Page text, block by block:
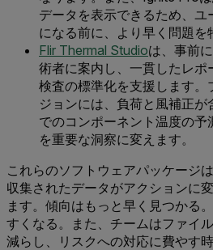
データを表示できるため、
になる前に、より早く問題を
Flir Thermal Studioは、事前
術者に案内し、一貫したレポ
検査の標準化を支援します。
ジョンには、負荷と風補正
でのコンポーネント温度の予
を重要な洞察に変えます。
これらのソフトウェアパッケージ
収集されたデータがアクションに
ます。傾向はもっと早く見つかる
すくなる。また、チームはファイ
減らし、リスクへの対応に費やす